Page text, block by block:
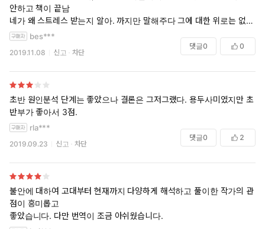
5. 보헤미아의 관점에서
주류문화와 대항하며 대안적인 삶의 방식을 취하는 것도 불안해소에 도
직접적인 환경에서 작동하는 가치 체계, 우리가 사교적으로 어울리는 사
람들, 우리가 읽고 듣는 것이 중요하다. 이것이 보헤미안들의 통찰이다.
알랭 드 보통의 역사, 문화, 경제, 철학 등에 걸친 지식에 혀를 내두를 수
밖에 없는 책이었다. 늘상 개인적인 소소한 사랑에 대한 이야기만 읽어왔
던 터라 이번 작품은 상당히 스케일이 커져서 당황스러웠을 정도. 요즘같
은 현대사회에 만연한 ‘불안’을 이기기 위해서는 이 정도 스케일쯤은 되어
야 설득력이 있다는 반증인건지.
_______
자신이 하찮은 존재라는 생각 때문에 느끼는 불안의 좋은 치유책은
세계라는 거대한 공간을 여행하는 것,
안하고 책이 끝남
네가 왜 스트레스 받는지 알아. 까지만 말해주다 그에 대한 위로는 없어
아쉽다. 좀더 따스한 마지막을 원한건 욕심일까
bes***
2019.11.08 신고 차단
댓글0 0
초반 원인분석 단계는 좋았으나 결론은 그저그랬다. 용두사미였지만 초
반부가 좋아서 3점.
rla***
2019.09.23 신고 차단
댓글0 2
불안에 대하여 고대부터 현재까지 다양하게 해석하고 풀이한 작가의 관
점이 흥미롭고
좋았습니다. 다만 번역이 조금 아쉬웠습니다.